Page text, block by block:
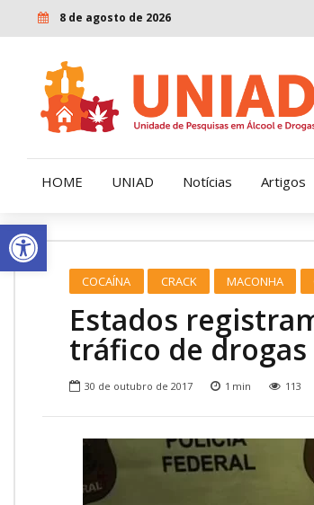
Open toolbar
8 de agosto de 2026
HOME UNIAD
Nossa História
Nossa Missão e Valores
Onde Procurar Ajuda?
Ronaldo Laranjeira recebe prêmio ISAJE
Griffith Edwards
Notícias Artigos
COCAÍNA CRACK MACONHA
Estados
tráfico de drogas
30 de outubro de 2017 1 min 113